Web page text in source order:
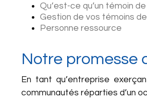
Qu’est-ce qu’un témoin
Gestion de vos témoins
Personne ressource
Notre promesse
En tant qu’entreprise
communautés réparties d’un